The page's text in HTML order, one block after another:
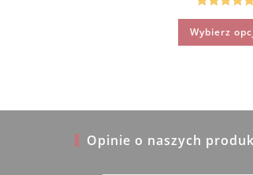
Oceniono
5.00na 5
Wybierz
Opinie o naszych